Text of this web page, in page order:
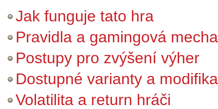
Jak funguje tato hra
Pravidla a gamingová
Postupy pro zvýšení výher
Dostupné varianty a
Volatilita a return hráči